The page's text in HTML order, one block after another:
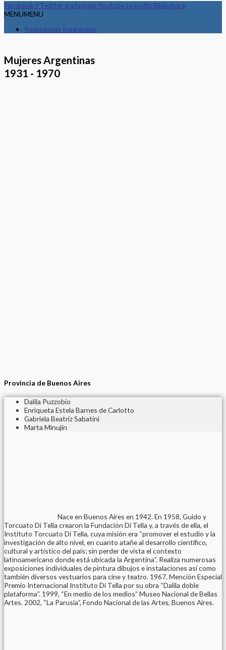
Facebook-f Twitter Instagram Youtube Linkedin Slideshare
MENUMENU
Respuestas Ingeniosas
Mujeres Argentinas
1931 - 1970
Provincia de Buenos Aires
Dalila Puzzobio
Enriqueta Estela Barnes de Carlotto
Gabriela Beatriz Sabatini
Marta Minujín
Nace en Buenos Aires en 1942. En 1958, Guido y
Torcuato Di Tella crearon la Fundación Di Tella y, a través de ella, el
Instituto Torcuato Di Tella, cuya misión era “promover el estudio y la
investigación de alto nivel, en cuanto atañe al desarrollo científico,
cultural y artístico del país; sin perder de vista el contexto
latinoamericano donde está ubicada la Argentina”. Realiza numerosas
exposiciones individuales de pintura dibujos e instalaciones así como
también diversos vestuarios para cine y teatro. 1967, Mención Especial
Premio Internacional Instituto Di Tella por su obra “Dalila doble
plataforma”. 1999, “En medio de los medios” Museo Nacional de Bellas
Artes. 2002, “La Parusía”, Fondo Nacional de las Artes, Buenos Aires.